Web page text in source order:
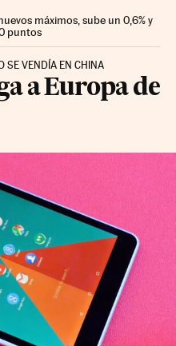
máximos, sube un 0,6% y
puntos
SE VENDÍA EN CHINA
a Europa de